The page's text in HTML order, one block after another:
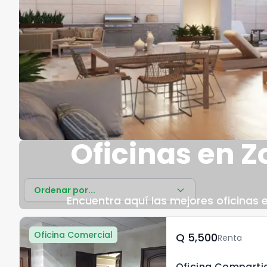
Oficinas en
Encuentra aquí las mejores oficinas
Ordenar por...
Oficina Comercial Q	5,500Renta